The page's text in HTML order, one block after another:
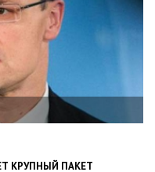
КРУПНЫЙ ПАКЕТ